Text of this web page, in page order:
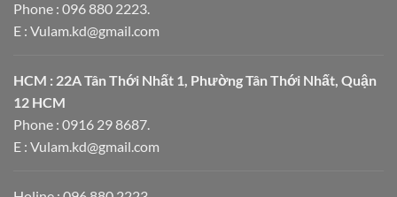
Phone : 096 880 2223.
E : Vulam.kd@gmail.com
HCM : 22A Tân Thới Nhất 1, Phường Tân Thới Nhất, Quận
12 HCM
Phone : 0916 29 8687.
E : Vulam.kd@gmail.com